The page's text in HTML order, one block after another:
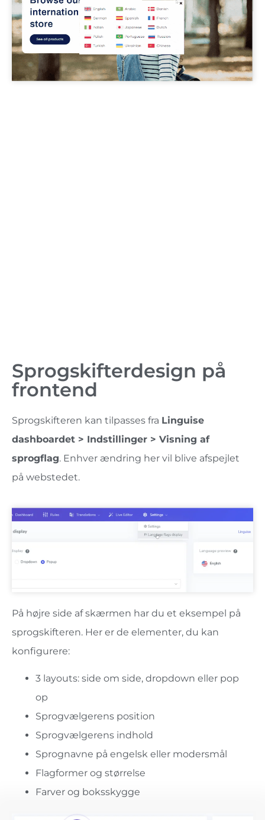
Sprogskifterdesign på
frontend
Sprogskifteren kan tilpasses fra Linguise
dashboardet > Indstillinger > Visning af
sprogflag. Enhver ændring her vil blive afspejlet
på webstedet.
På højre side af skærmen har du et eksempel på
sprogskifteren. Her er de elementer, du kan
konfigurere:
3 layouts: side om side, dropdown eller pop
op
Sprogvælgerens position
Sprogvælgerens indhold
Sprognavne på engelsk eller modersmål
Flagformer og størrelse
Farver og boksskygge